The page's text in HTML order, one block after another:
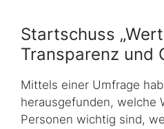
Startschuss
Transparenz und
Mittels einer Umfrage
herausgefunden, welche
Personen wichtig sind,